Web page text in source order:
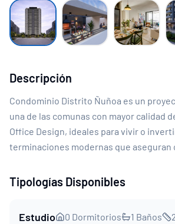
Descripción
Condominio Distrito Ñuñoa es un
una de las comunas con mayor calidad
Office Design, ideales para vivir o
terminaciones modernas que
Tipologías Disponibles
Estudio 0 Dormitorios 1 Baños